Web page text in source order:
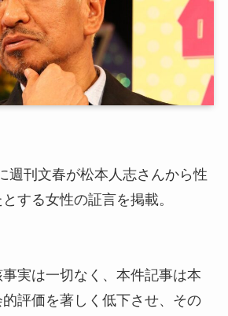
週刊文春が松本人志さんから性
する女性の証言を掲載。
実は一切なく、本件記事は本
評価を著しく低下させ、その